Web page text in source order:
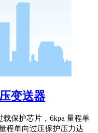
变送器
保护芯片，6kpa 量程单
程单向过压保护压力达